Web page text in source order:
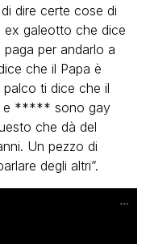
dire certe cose di
ex galeotto che dice
per andarlo a
che il Papa è
ti dice che il
e ***** sono gay
che dà del
Un pezzo di
degli altri”.